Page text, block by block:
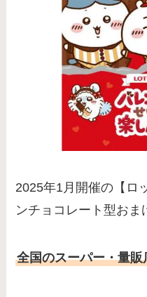
2025年1月開催の【ロ
ンチョコレート型おま
全国のスーパー・量